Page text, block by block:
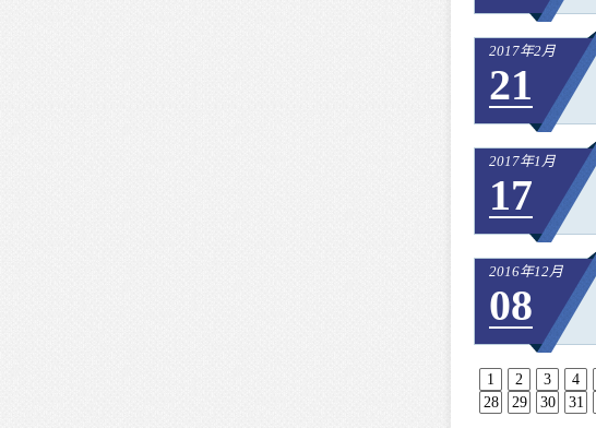
2017年2月
21
2017年1月
17
2016年12月
08
1 2 3 4
28
29 30 31